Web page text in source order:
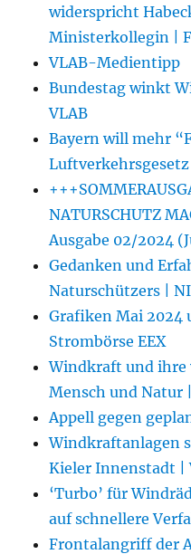
widerspricht
Ministerkollegin |
VLAB-Medientipp
Bundestag winkt
VLAB
Bayern will mehr
Luftverkehrsgesetz
NATURSCHUTZ
Ausgabe 02/2024
Gedanken und
Naturschützers | NI
Grafiken Mai 2024
Strombörse EEX
Windkraft und ihre
Mensch und Natur
Appell gegen
Windkraftanlagen
Kieler Innenstadt
‘Turbo’ für
auf schnellere
Frontalangriff der